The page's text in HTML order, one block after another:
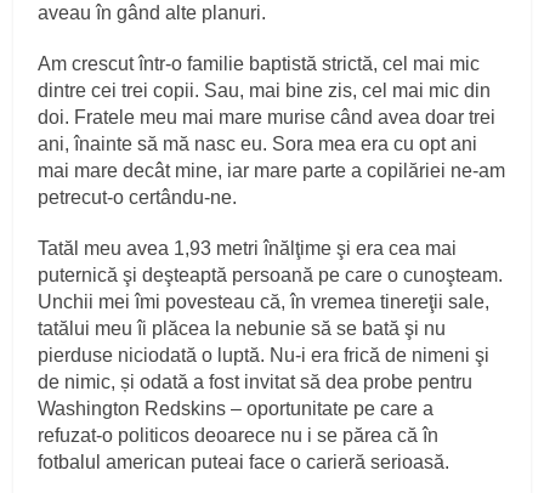
aveau în gând alte planuri.
Am crescut într‑o familie baptistă strictă, cel mai mic
dintre cei trei copii. Sau, mai bine zis, cel mai mic din
doi. Fratele meu mai mare murise când avea doar trei
ani, înainte să mă nasc eu. Sora mea era cu opt ani
mai mare decât mine, iar mare parte a copilăriei ne‑am
petrecut‑o certându‑ne.
Tatăl meu avea 1,93 metri înălţime şi era cea mai
puternică şi deşteaptă persoană pe care o cunoşteam.
Unchii mei îmi povesteau că, în vremea tinereţii sale,
tatălui meu îi plăcea la nebunie să se bată şi nu
pierduse niciodată o luptă. Nu‑i era frică de nimeni şi
de nimic, și odată a fost invitat să dea probe pentru
Washington Redskins – oportunitate pe care a
refuzat‑o politicos deoarece nu i se părea că în
fotbalul american puteai face o carieră serioasă.